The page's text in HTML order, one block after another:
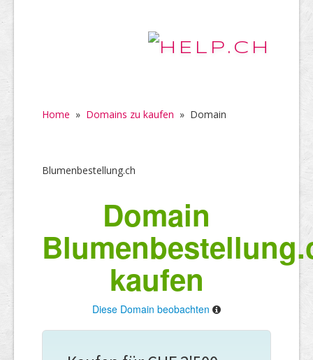
Home » Domains zu kaufen » Domain
Blumenbestellung.ch
Domain
kaufen
Diese Domain beobachten